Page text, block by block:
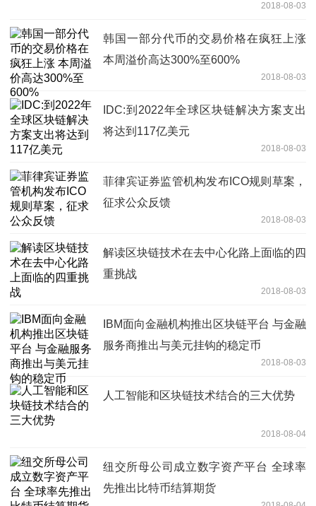
2018-08-03
韩国一部分代币的交易价格在疯狂上涨
本周溢价高达300%至600%
2018-08-03
IDC:到2022年全球区块链解决方案支出
将达到117亿美元
2018-08-03
菲律宾证券监管机构发布ICO规则草案，
征求公众反馈
2018-08-03
解读区块链技术在去中心化路上面临的四
重挑战
2018-08-03
IBM面向金融机构推出区块链平台 与金融
服务商推出与美元挂钩的稳定币
2018-08-03
人工智能和区块链技术结合的三大优势
2018-08-04
纽交所母公司成立数字资产平台 全球率
先推出比特币结算期货